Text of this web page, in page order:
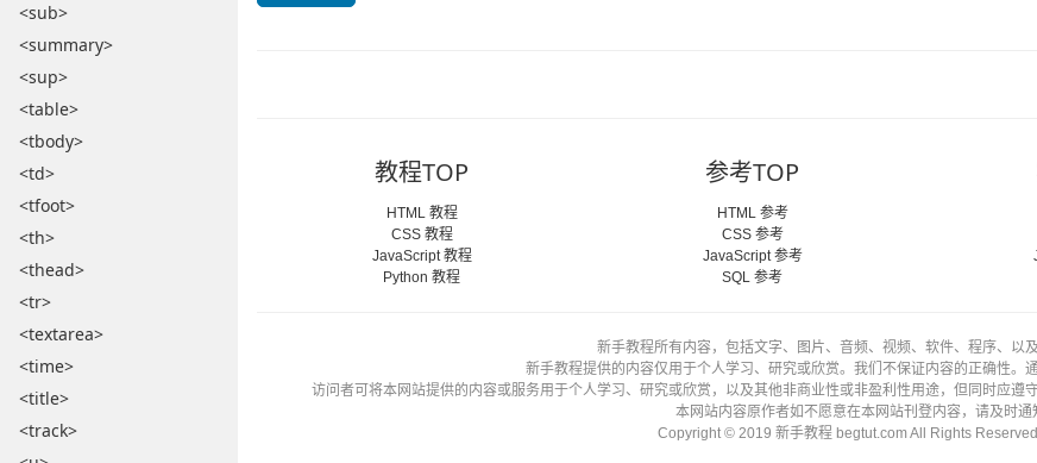
<sub>
<summary>
<sup>
<table>
<tbody>
<td>
<tfoot>
<th>
<thead>
<tr>
<textarea>
<time>
<title>
<track>
教程TOP
HTML 教程
CSS 教程
JavaScript 教程
Python 教程
参考TOP
HTML 参考
CSS 参考
JavaScript 参考
SQL 参考
新手教程所有内容，包括文字、图片、音频、视频、软件、程序、以
新手教程提供的内容仅用于个人学习、研究或欣赏。我们不保证内容的正确性。
访问者可将本网站提供的内容或服务用于个人学习、研究或欣赏，以及其他非商业性或非盈利性用途，但同时应遵
本网站内容原作者如不愿意在本网站刊登内容，请及时通
Copyright © 2019 新手教程 begtut.com All Rights Reserved.